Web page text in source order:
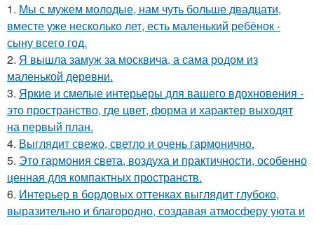
1. Мы с мужем молодые, нам чуть больше двадцати,
вместе уже несколько лет, есть маленький ребёнок -
сыну всего год.
2. Я вышла замуж за москвича, а сама родом из
маленькой деревни.
3. Яркие и смелые интерьеры для вашего вдохновения -
это пространство, где цвет, форма и характер выходят
на первый план.
4. Выглядит свежо, светло и очень гармонично.
5. Это гармония света, воздуха и практичности, особенно
ценная для компактных пространств.
6. Интерьер в бордовых оттенках выглядит глубоко,
выразительно и благородно, создавая атмосферу уюта и